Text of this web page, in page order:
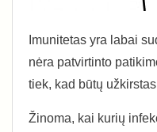
Imunitetas yra labai
nėra patvirtinto
tiek, kad būtų
Žinoma, kai kurių